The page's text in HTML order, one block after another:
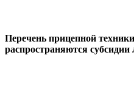
Перечень прицепной
распространяются